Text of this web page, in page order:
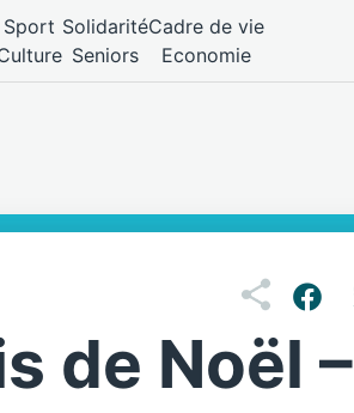
Sport Solidarité
Seniors
Cadre de vie
Economie
de Noël –